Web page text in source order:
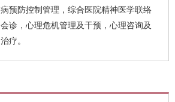
病预防控制管理，综合医院精神医学联络
会诊，心理危机管理及干预，心理咨询及
治疗。